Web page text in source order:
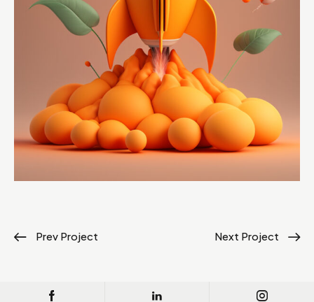
Prev Project Next Project